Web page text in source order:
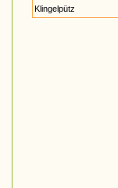
Klingelpütz